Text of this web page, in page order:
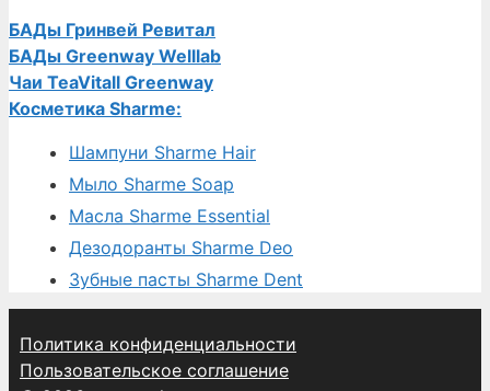
БАДы Гринвей Ревитал
БАДы Greenway Welllab
Чаи TeaVitall Greenway
Косметика Sharme:
Шампуни Sharme Hair
Мыло Sharme Soap
Масла Sharme Essential
Дезодоранты Sharme Deo
Зубные пасты Sharme Dent
Политика конфиденциальности
Пользовательское соглашение